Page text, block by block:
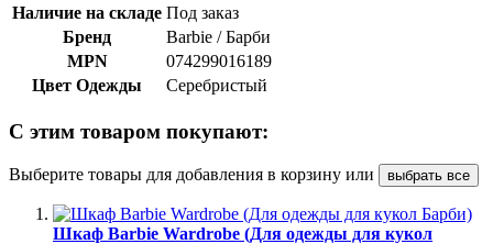
Наличие на складе Под заказ
Бренд
Barbie / Барби
MPN
074299016189
Цвет Одежды
Серебристый
С этим товаром покупают:
Выберите товары для добавления в корзину или выбрать все
Шкаф Barbie Wardrobe (Для одежды для кукол